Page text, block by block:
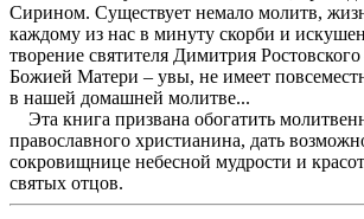
Сирином. Существует немало молитв,
каждому из нас в минуту скорби и
творение святителя Димитрия
Божией Матери – увы, не имеет
в нашей домашней молитве...
Эта книга призвана обогатить
православного христианина, дать
сокровищнице небесной мудрости и
святых отцов.